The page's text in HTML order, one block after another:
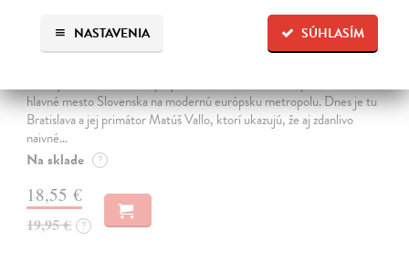
SÚHLASÍM
NASTAVENIA
Predtým a potom
hlavné mesto Slovenska na modernú európsku metropolu. Dnes je tu
Bratislava a jej primátor Matúš Vallo, ktorí ukazujú, že aj zdanlivo
naivné…
Na sklade ?
18,55 €
19,95 € ?